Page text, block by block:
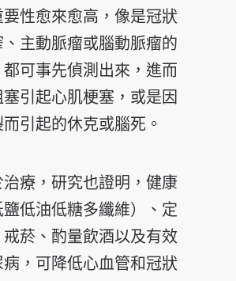
要性愈來愈高，像是冠狀
主動脈瘤或腦動脈瘤的
可事先偵測出來，進而
引起心肌梗塞，或是因
引起的休克或腦死。
療，研究也證明，健康
低油低糖多纖維）、定
菸、酌量飲酒以及有效
病，可降低心血管和冠狀